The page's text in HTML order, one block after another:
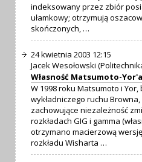
indeksowany przez zbiór
ułamkowy; otrzymują
skończonych, …
24 kwietnia 2003 12:15
Jacek Wesołowski
Własność Matsumoto-Yor'a
W 1998 roku Matsumoto i
wykładniczego ruchu
zachowujące niezależność
rozkładach GIG i gamma
otrzymano macierzową
rozkładu Wisharta …